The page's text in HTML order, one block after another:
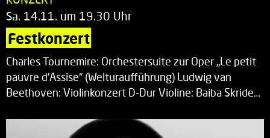
Sa. 14.11. um 19.30 Uhr
Festkonzert
Charles Tournemire: Orchestersuite zur Oper „Le petit
pauvre d’Assise“ (Welturaufführung) Ludwig van
Beethoven: Violinkonzert D-Dur Violine: Baiba Skride…